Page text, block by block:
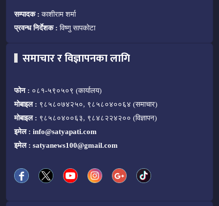
सम्पादक : काशीराम शर्मा
प्रवन्ध निर्देशक : विष्णु सापकोटा
समाचार र विज्ञापनका लागि
फोन : ०८१-५९०५०९ (कार्यालय)
मोबाइल : ९८५८०७४२५०, ९८५८०४००६४ (समाचार)
मोबाइल : ९८५८०४००६३, ९८४८२२४२०० (विज्ञापन)
इमेल : info@satyapati.com
इमेल : satyanews100@gmail.com